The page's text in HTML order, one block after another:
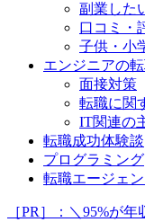
副業した
口コミ・
子供・小
エンジニアの
面接対策
転職に関
IT関連の
転職成功体験談
プログラミング
転職エージェ
［PR］：＼95%が